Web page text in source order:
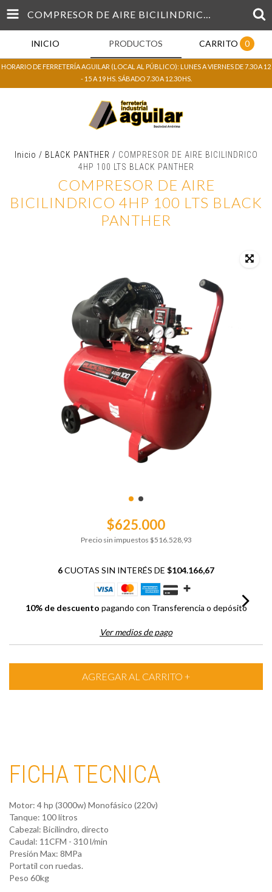
COMPRESOR DE AIRE BICILINDRICO 4HP 100 LTS BLACK PANTHER
INICIO PRODUCTOS CARRITO 0
HORARIO DE FERRETERÍA AGUILAR (LOCAL AL PÚBLICO): LUNES A VIERNES DE 7.30 A 12
- 15 A 19 HS. SÁBADO 7.30 A 12.30 HS.
Inicio / BLACK PANTHER / COMPRESOR DE AIRE BICILINDRICO
4HP 100 LTS BLACK PANTHER
COMPRESOR DE AIRE
BICILINDRICO 4HP 100 LTS BLACK
PANTHER
$625.000
Precio sin impuestos $516.528,93
6CUOTAS SIN INTERÉS DE $104.166,67
10% de descuento pagando con Transferencia o depósito
Ver medios de pago
FICHA TECNICA
Motor: 4 hp (3000w) Monofásico (220v)
Tanque: 100 litros
Cabezal: Bicilindro, directo
Caudal: 11CFM - 310 l/min
Presión Max: 8MPa
Portatil con ruedas.
Peso 60kg